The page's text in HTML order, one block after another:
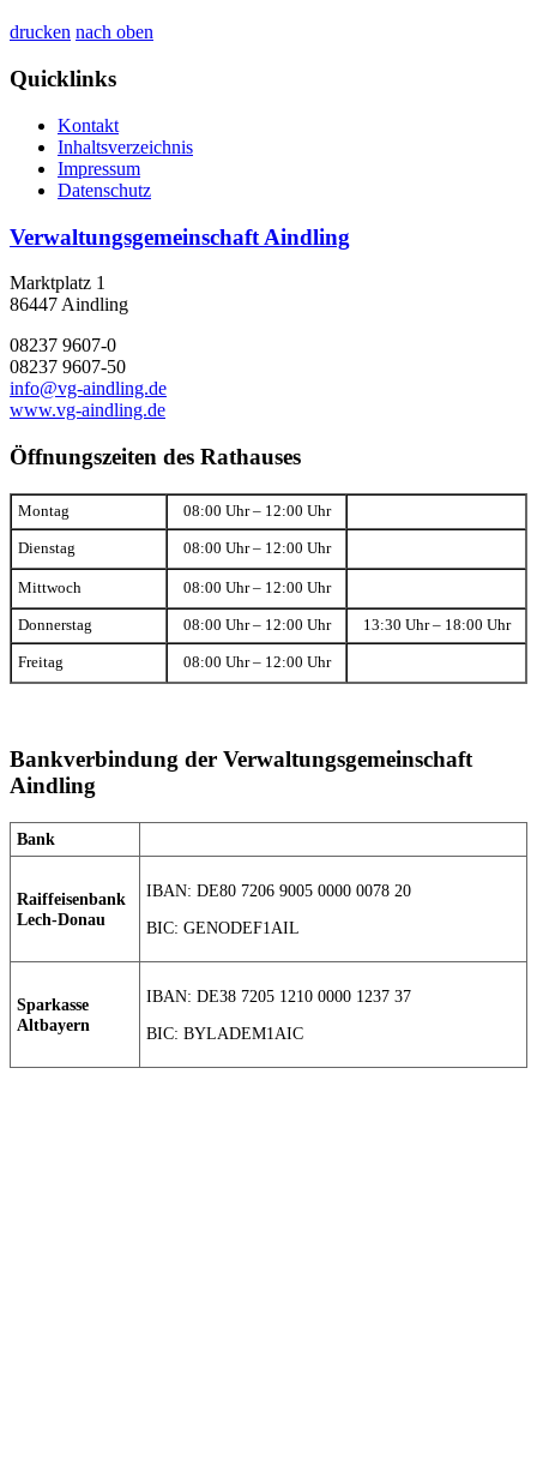
drucken nach oben
Quicklinks
Kontakt
Inhaltsverzeichnis
Impressum
Datenschutz
Verwaltungsgemeinschaft Aindling
Marktplatz 1
86447 Aindling
08237 9607-0
08237 9607-50
info@vg-aindling.de
www.vg-aindling.de
Öffnungszeiten des Rathauses
Montag 08:00 Uhr – 12:00 Uhr
Dienstag 08:00 Uhr – 12:00 Uhr
Mittwoch 08:00 Uhr – 12:00 Uhr
Donnerstag 08:00 Uhr – 12:00 Uhr 13:30 Uhr – 18:00 Uhr
Freitag 08:00 Uhr – 12:00 Uhr
Bankverbindung der Verwaltungsgemeinschaft
Aindling
Bank
Raiffeisenbank
Lech-Donau
IBAN: DE80 7206 9005 0000 0078 20
BIC: GENODEF1AIL
Sparkasse
Altbayern
IBAN: DE38 7205 1210 0000 1237 37
BIC: BYLADEM1AIC